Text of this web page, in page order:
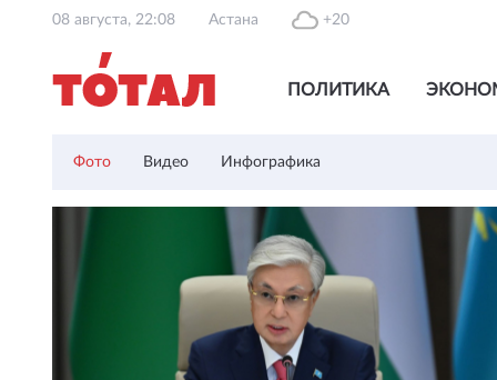
08 августа, 22:08 Астана +20
ПОЛИТИКА
Фото Видео Инфографика